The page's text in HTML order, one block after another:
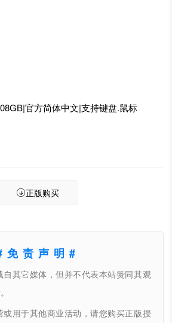
官方简体中文|支持键盘.鼠标
正版购买
免责声明#
其它媒体，但并不代表本站赞同其观
用于其他商业活动，请您购买正版授